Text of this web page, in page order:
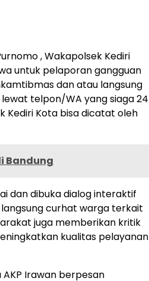
, Wakapolsek Kediri
untuk pelaporan gangguan
dan atau langsung
telpon/WA yang siaga 24
Kediri Kota bisa dicatat oleh
Bandung
dan dibuka dialog interaktif
curhat warga terkait
juga memberikan kritik
kualitas pelayanan
Irawan berpesan